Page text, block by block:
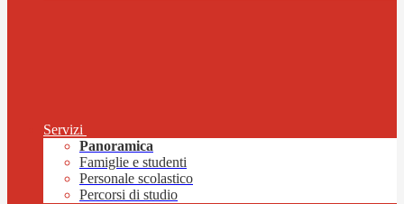
Servizi
Panoramica
Famiglie e studenti
Personale scolastico
Percorsi di studio